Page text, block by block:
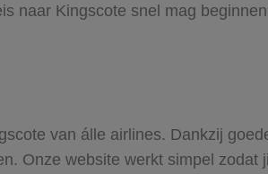
naar Kingscote snel mag
van álle airlines. Dankzij
Onze website werkt simpel